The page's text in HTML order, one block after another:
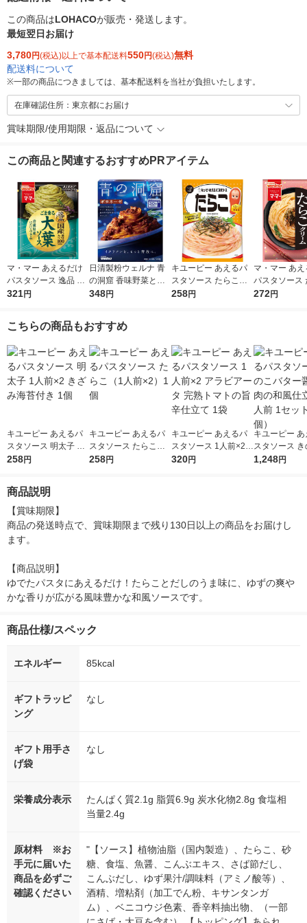
この商品はLOHACOが販売・発送します。
最短翌日お届け
3,780円(税込)以上で基本配送料550円(税込)無料
配送料について
※一部の商品につきましては、基本配送料を当社が負担いたします。
在庫確認住所：東京都にお届け
賞味期限/使用期限・返品について
この商品と関連するおすすめPRアイテム
マ・マー あえるだけ
パスタソース 逸品 ご
ま香る大葉ソース ＜1
321円
日清製粉ウェルナ 青
の洞窟 香味野菜とハ
ーブ引き立つボロネー
348円
キユーピー あえるパ
スタソース たらこ（1
人前×2）1個
258円
マ・マー あ
パスタソース
クリーム 生風
272円
こちらの商品もおすすめ
キユーピー あえるパ
スタソース 明太子 1
人前×2 きざみ海苔付
258円
キユーピー あえるパ
スタソース たらこ（1
人前×2）1個
258円
キユーピー あえるパ
スタソース 1人前×2
アラビアータ 完熟ト
320円
キユーピー
スタソース
ター醤油 鶏
1,248円
商品説明
【賞味期限】
商品の発送時点で、賞味期限まで残り130日以上の商品をお届けし
ます。
【商品説明】
ゆでたパスタにあえるだけ！たらことだしのうま味に、ゆずの爽や
かな香りが広がる風味豊かな和風ソースです。
商品仕様/スペック
エネルギー 85kcal
ギフトラッピ
ング
なし
ギフト用手さ
げ袋
なし
栄養成分表示
たんぱく質2.1g 脂質6.9g 炭水化物2.8g 食塩相
当量2.4g
原材料 ※お
手元に届いた
商品を必ずご
確認ください
"【ソース】植物油脂（国内製造）、たらこ、砂
糖、食塩、魚醤、こんぶエキス、さば節だし、
こんぶだし、ゆず果汁/調味料（アミノ酸等）、
酒精、増粘剤（加工でん粉、キサンタンガ
ム）、ベニコウジ色素、香辛料抽出物、（一部